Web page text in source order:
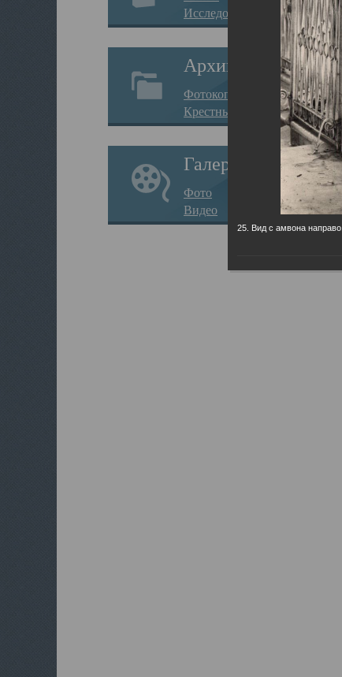
Исследования
Архив
Фотокопии дел
Крестные ходы
Галерея
Фото
Видео
25. Вид с амвона направо.